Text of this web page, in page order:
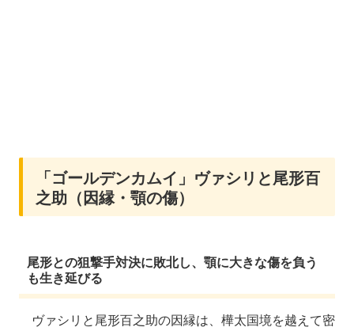
「ゴールデンカムイ」ヴァシリと尾形百
之助（因縁・顎の傷）
尾形との狙撃手対決に敗北し、顎に大きな傷を負う
も生き延びる
ヴァシリと尾形百之助の因縁は、樺太国境を越えて密